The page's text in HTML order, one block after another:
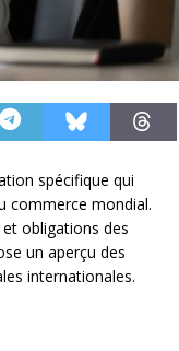
spécifique qui
commerce mondial.
obligations des
un aperçu des
internationales.